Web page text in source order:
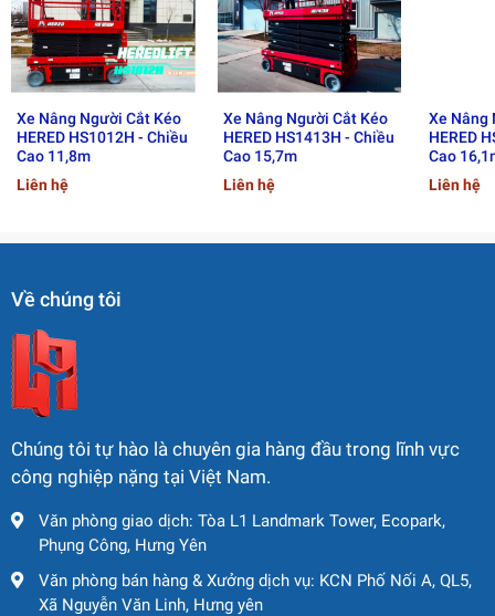
▪ Khoảng sáng gầm (khi cất): 0,10 m
▪ Khoảng sáng gầm (khi nâng): 0,02 m
▪ Sức chứa tối đa: 2 người / 1 người (khi mở rộng)
▪ Tốc độ di chuyển (khi hạ): 3,5 km/h
▪ Tốc độ di chuyển (khi nâng): 0,8 km/h
▪ Bán kính quay (ngoài): 2,10 m
▪ Thời gian nâng / hạ: 40 / 45 giây
▪ Khả năng leo dốc: 25%
▪ Độ dốc tối đa cho phép: 1,5° / 3°
Xe Nâng Người Cắt Kéo
HERED HS1012H - Chiều
Cao 11,8m
Liên hệ
Xe Nâng Người Cắt Kéo
HERED HS1413H - Chiều
Cao 15,7m
Liên hệ
Xe Nâng
HERED
Cao
Liên hệ
Về chúng tôi
Chúng tôi tự hào là chuyên gia hàng đầu trong lĩnh vực
công nghiệp nặng tại Việt Nam.
Văn phòng giao dịch: Tòa L1 Landmark Tower, Ecopark,
Phụng Công, Hưng Yên
Văn phòng bán hàng & Xưởng dịch vụ: KCN Phố Nối A, QL5,
Xã Nguyễn Văn Linh, Hưng yên